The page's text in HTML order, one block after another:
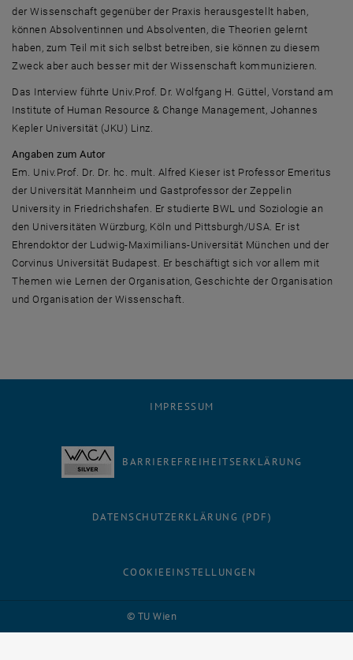
der Wissenschaft gegenüber der Praxis herausgestellt haben,
können Absolventinnen und Absolventen, die Theorien gelernt
haben, zum Teil mit sich selbst betreiben, sie können zu diesem
Zweck aber auch besser mit der Wissenschaft kommunizieren.
Das Interview führte Univ.Prof. Dr. Wolfgang H. Güttel, Vorstand am
Institute of Human Resource & Change Management, Johannes
Kepler Universität (JKU) Linz.
Angaben zum Autor
Em. Univ.Prof. Dr. Dr. hc. mult. Alfred Kieser ist Professor Emeritus
der Universität Mannheim und Gastprofessor der Zeppelin
University in Friedrichshafen. Er studierte BWL und Soziologie an
den Universitäten Würzburg, Köln und Pittsburgh/USA. Er ist
Ehrendoktor der Ludwig-Maximilians-Universität München und der
Corvinus Universität Budapest. Er beschäftigt sich vor allem mit
Themen wie Lernen der Organisation, Geschichte der Organisation
und Organisation der Wissenschaft.
© TU Wien
IMPRESSUM
BARRIEREFREIHEITSERKLÄRUNG
DATENSCHUTZERKLÄRUNG (PDF)
COOKIEEINSTELLUNGEN